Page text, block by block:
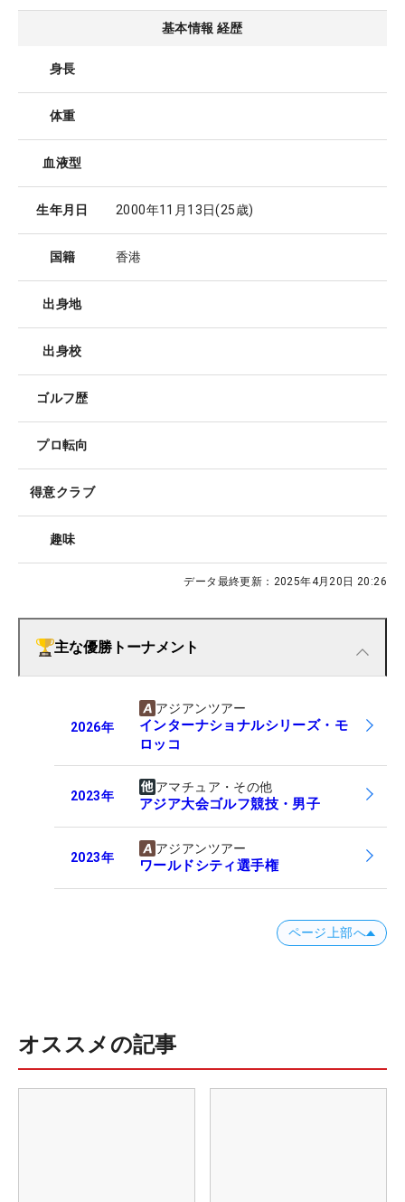
基本情報 経歴
身長
体重
血液型
生年月日 2000年11月13日(25歳)
国籍 香港
出身地
出身校
ゴルフ歴
プロ転向
得意クラブ
趣味
データ最終更新： 2025年4月20日 20:26
主な優勝トーナメント
2026年
アジアンツアー
インターナショナルシリーズ・モ
ロッコ
2023年
アマチュア・その他
アジア大会ゴルフ競技・男子
2023年
アジアンツアー
ワールドシティ選手権
ページ上部へ
オススメの記事